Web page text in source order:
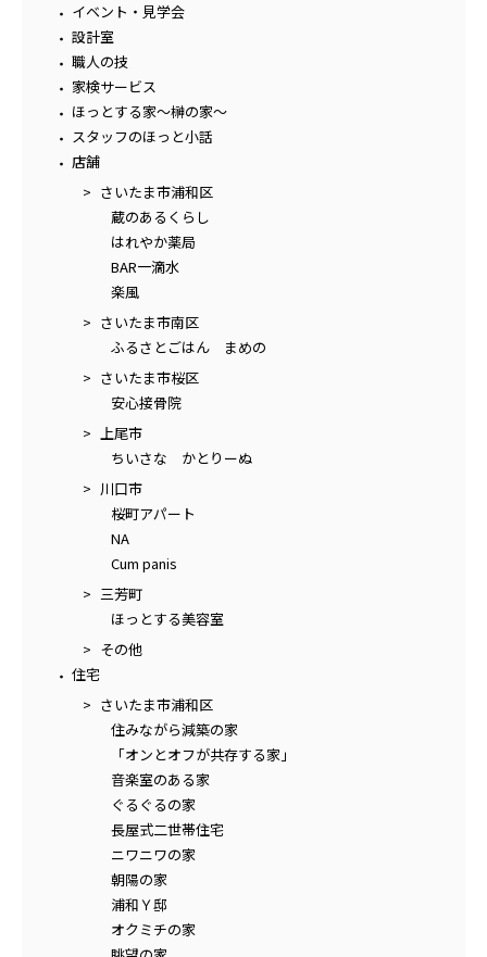
イベント・見学会
設計室
職人の技
家検サービス
ほっとする家～榊の家～
スタッフのほっと小話
店舗
さいたま市浦和区
蔵のあるくらし
はれやか薬局
BAR一滴水
楽風
さいたま市南区
ふるさとごはん まめの
さいたま市桜区
安心接骨院
上尾市
ちいさな かとりーぬ
川口市
桜町アパート
NA
Cum panis
三芳町
ほっとする美容室
その他
住宅
さいたま市浦和区
住みながら減築の家
「オンとオフが共存する家」
音楽室のある家
ぐるぐるの家
長屋式二世帯住宅
ニワニワの家
朝陽の家
浦和Ｙ邸
オクミチの家